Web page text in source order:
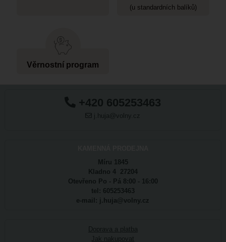
(u standardních balíků)
Věrnostní program
+420 605253463
j.huja@volny.cz
Míru 1845
Kladno 4 27204
Otevřeno Po - Pá 8:00 - 16:00
tel: 605253463
e-mail: j.huja@volny.cz
Doprava a platba
Jak nakupovat